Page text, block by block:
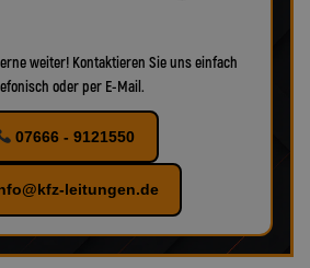
weiter! Kontaktieren Sie uns einfach
oder per E-Mail.
07666 - 9121550
leitungen.de